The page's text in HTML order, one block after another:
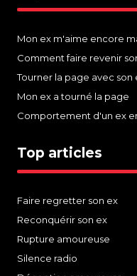
Mon ex m'aime encore
Comment faire revenir
Tourner la page avec son
Mon ex a tourné la page
Comportement d'un ex
Top articles
Faire regretter son ex
Reconquérir son ex
Rupture amoureuse
Silence radio